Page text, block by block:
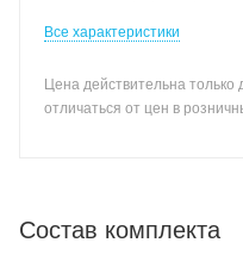
Все характеристики
Цена действительна
отличаться от цен в
Состав комплекта